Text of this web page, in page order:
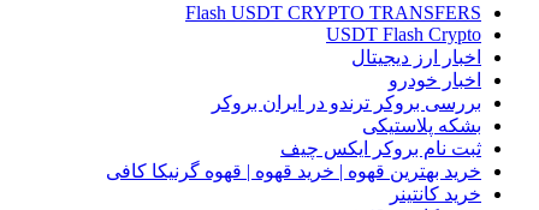
Flash USDT CRYPTO TRANSFERS
USDT Flash Crypto
اخبار ارز دیجیتال
اخبار خودرو
بررسی بروکر ترندو در ایران بروکر
بشکه پلاستیکی
ثبت نام بروکر ایکس چیف
خرید بهترین قهوه | خرید قهوه | قهوه گرنیکا کافی
خرید کانتینر